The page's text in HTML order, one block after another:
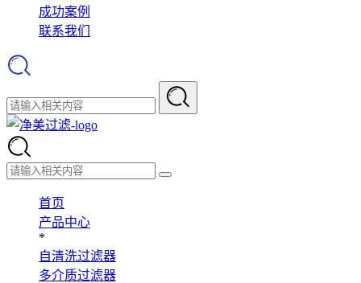
成功案例
联系我们
首页
产品中心
*
自清洗过滤器
多介质过滤器